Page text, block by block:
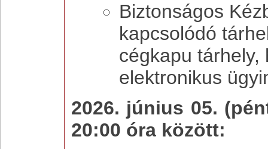
Biztonságos
kapcsolódó
cégkapu tárhely,
elektronikus
2026. június 05.
20:00 óra között: